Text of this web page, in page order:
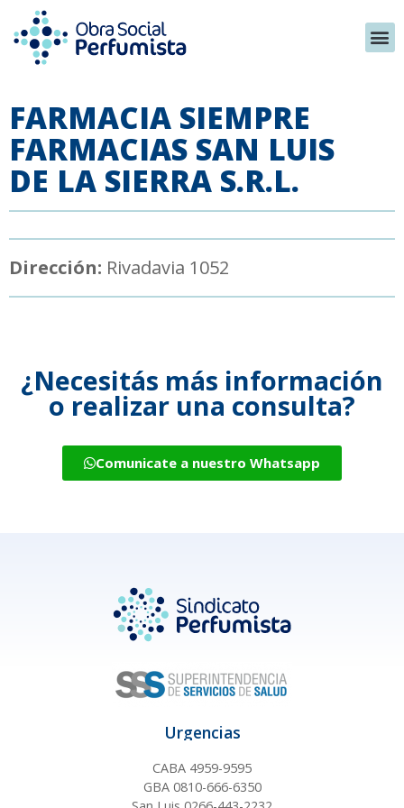
FARMACIA SIEMPRE
FARMACIAS SAN LUIS
DE LA SIERRA S.R.L.
Dirección: Rivadavia 1052
¿Necesitás más información
o realizar una consulta?
Comunicate a nuestro Whatsapp
Urgencias
CABA 4959-9595
GBA 0810-666-6350